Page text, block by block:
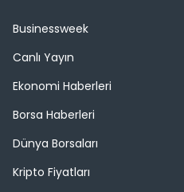
Businessweek
Canlı Yayın
Ekonomi Haberleri
Borsa Haberleri
Dünya Borsaları
Kripto Fiyatları